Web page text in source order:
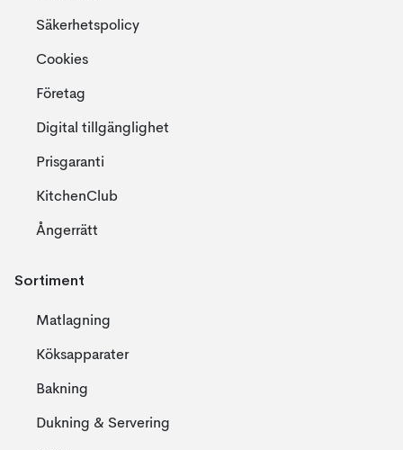
Säkerhetspolicy
Cookies
Företag
Digital tillgänglighet
Prisgaranti
KitchenClub
Ångerrätt
Sortiment
Matlagning
Köksapparater
Bakning
Dukning & Servering